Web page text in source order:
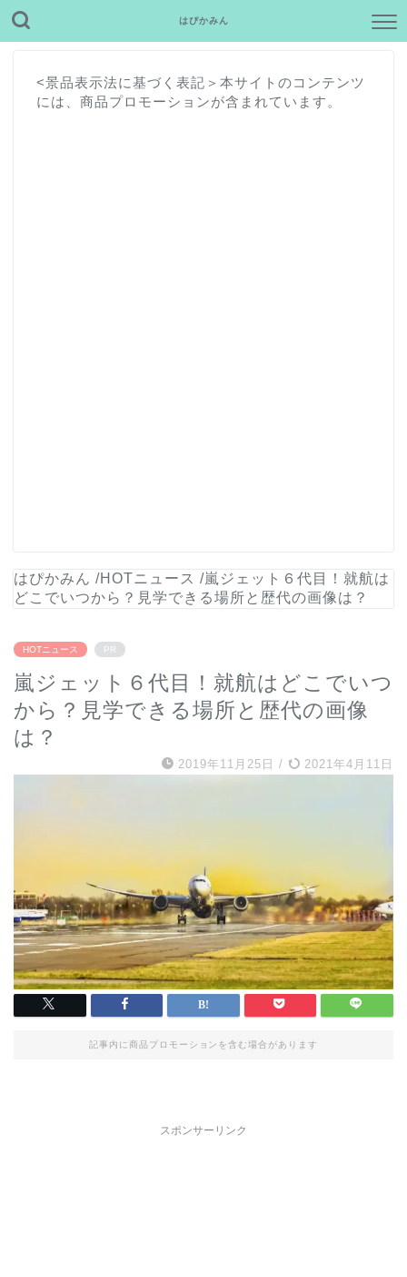
はぴかみん
<景品表示法に基づく表記＞本サイトのコンテンツ
には、商品プロモーションが含まれています。
はぴかみん /HOTニュース /嵐ジェット６代目！就航は
どこでいつから？見学できる場所と歴代の画像は？
HOTニュース PR
嵐ジェット６代目！就航はどこでいつ
から？見学できる場所と歴代の画像
は？
2019年11月25日 / 2021年4月11日
記事内に商品プロモーションを含む場合があります
スポンサーリンク